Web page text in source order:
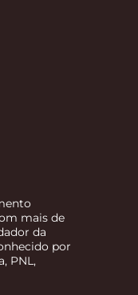
mais de
da
por
PNL,